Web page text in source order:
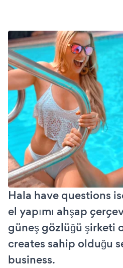
Hala have questions
el yapımı ahşap
güneş gözlüğü şirketi
creates sahip olduğu
business.